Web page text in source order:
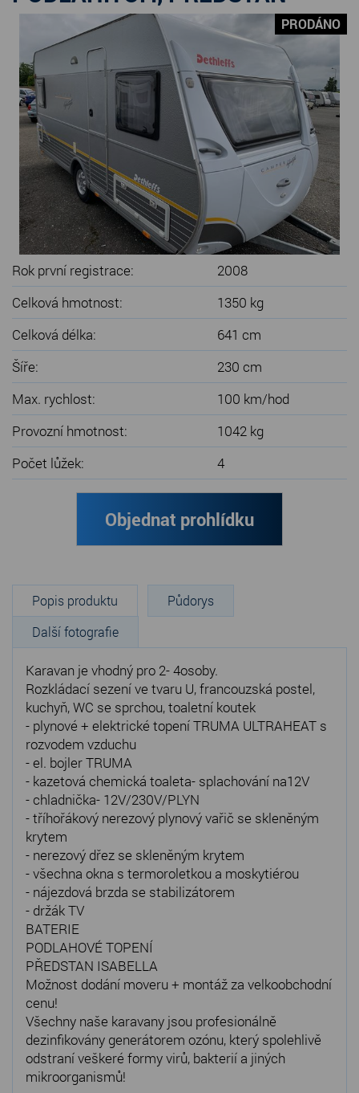
SERVIS KARAVANŮ
PRODÁNO
Rok první registrace:
2008
Celková hmotnost:
1350 kg
Celková délka:
641 cm
Šíře:
230 cm
Max. rychlost:
100 km/hod
Provozní hmotnost:
1042 kg
Počet lůžek:
4
Objednat prohlídku
Popis produktu
Půdorys
Další fotografie
Karavan je vhodný pro 2- 4osoby.
Rozkládací sezení ve tvaru U, francouzská postel,
kuchyň, WC se sprchou, toaletní koutek
- plynové + elektrické topení TRUMA ULTRAHEAT s
rozvodem vzduchu
- el. bojler TRUMA
- kazetová chemická toaleta- splachování na12V
- chladnička- 12V/230V/PLYN
- tříhořákový nerezový plynový vařič se skleněným
krytem
- nerezový dřez se skleněným krytem
- všechna okna s termoroletkou a moskytiérou
- nájezdová brzda se stabilizátorem
- držák TV
BATERIE
PODLAHOVÉ TOPENÍ
PŘEDSTAN ISABELLA
Možnost dodání moveru + montáž za velkoobchodní
cenu!
Všechny naše karavany jsou profesionálně
dezinfikovány generátorem ozónu, který spolehlivě
odstraní veškeré formy virů, bakterií a jiných
mikroorganismů!